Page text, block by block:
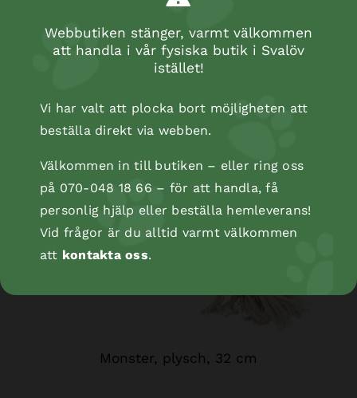
Monster, plysch, 32 cm
Webbutiken stänger, varmt välkommen
att handla i vår fysiska butik i Svalöv
istället!
Vi har valt att plocka bort möjligheten att
beställa direkt via webben.
Välkommen in till butiken – eller ring oss
på 070-048 18 66 – för att handla, få
personlig hjälp eller beställa hemleverans!
Vid frågor är du alltid varmt välkommen
att kontakta oss.